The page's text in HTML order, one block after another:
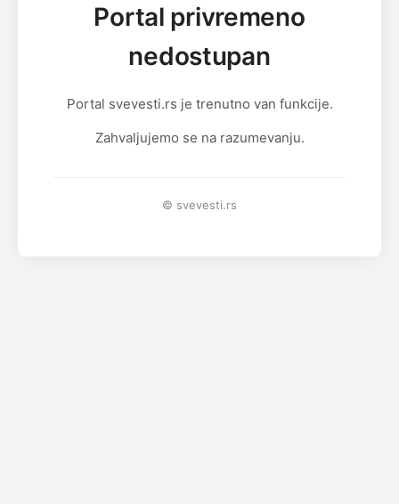
Portal privremeno
nedostupan
Portal svevesti.rs je trenutno van funkcije.
Zahvaljujemo se na razumevanju.
© svevesti.rs